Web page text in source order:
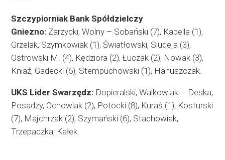
Szczypiorniak Bank Spółdzielczy
Gniezno: Zarzycki, Wolny – Sobański (7), Kapella (1),
Grzelak, Szymkowiak (1), Światłowski, Siudeja (3),
Ostrowski M. (4), Kędziora (2), Łuczak (2), Nowak (3),
Kniaź, Gadecki (6), Stempuchowski (1), Hanuszczak.
UKS Lider Swarzędz: Dopieralski, Walkowiak – Deska,
Posadzy, Ochowiak (2), Potocki (8), Kuraś (1), Kosturski
(7), Majchrzak (2), Szymański (6), Stachowiak,
Trzepaczka, Kałek.